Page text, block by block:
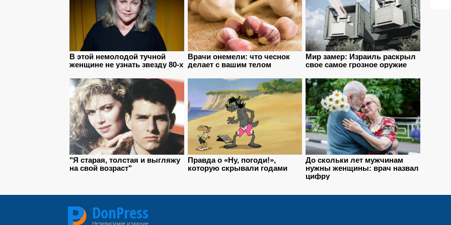
DonPress
Независимое издание